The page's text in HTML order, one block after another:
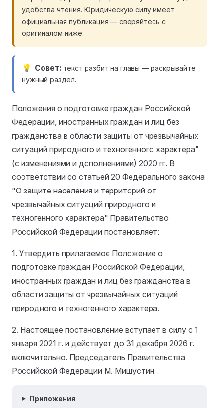
удобства чтения. Юридическую силу имеет
официальная публикация — сверяйтесь с
оригиналом ниже.
Совет текст разбит на главы — раскрывайте
нужный раздел.
Положения о подготовке граждан Российской
Федерации, иностранных граждан и лиц без
гражданства в области защиты от чрезвычайных
ситуаций природного и техногенного характера"
(с изменениями и дополнениями) 2020 гг. В
соответствии со статьей 20 Федерального закона
"О защите населения и территорий от
чрезвычайных ситуаций природного и
техногенного характера" Правительство
Российской Федерации постановляет:
1. Утвердить прилагаемое Положение о
подготовке граждан Российской Федерации,
иностранных граждан и лиц без гражданства в
области защиты от чрезвычайных ситуаций
природного и техногенного характера.
2. Настоящее постановление вступает в силу с 1
января 2021 г. и действует до 31 декабря 2026 г.
включительно. Председатель Правительства
Российской Федерации М. Мишустин
Приложения